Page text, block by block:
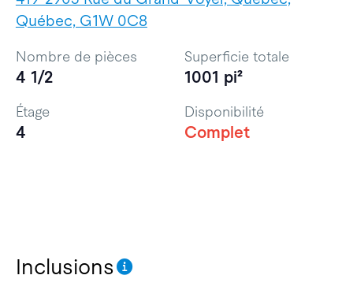
Québec, G1W 0C8
Inclusions
Nombre de pièces
4 1/2
Superficie totale
1001 pi²
Étage
4
Disponibilité
Complet